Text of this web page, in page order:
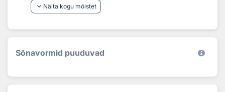
keyboard_arrow_down Näita kogu mõistet
Sõnavormid puuduvad